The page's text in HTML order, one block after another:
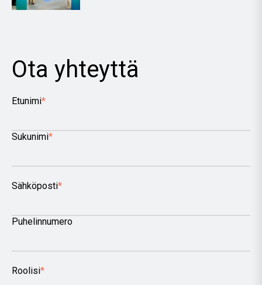
Ota yhteyttä
Etunimi*
Sukunimi*
Sähköposti*
Puhelinnumero
Roolisi*